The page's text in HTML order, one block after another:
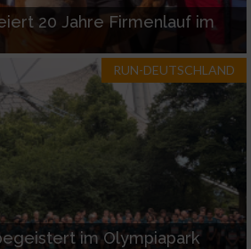
20 Jahre Firmenlauf im
RUN-DEUTSCHLAND
im Olympiapark